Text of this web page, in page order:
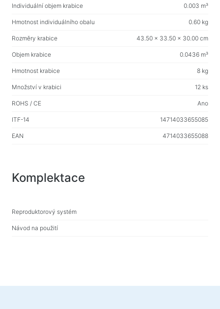
Individuální objem krabice 0.003 m³
Hmotnost individuálního obalu 0.60 kg
Rozměry krabice 43.50 x 33.50 x 30.00 cm
Objem krabice 0.0436 m³
Hmotnost krabice 8 kg
Množství v krabici 12 ks
ROHS / CE Ano
ITF-14 14714033655085
EAN 4714033655088
Komplektace
Reproduktorový systém
Návod na použití